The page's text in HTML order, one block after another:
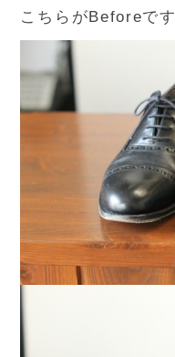
こちらがBeforeです